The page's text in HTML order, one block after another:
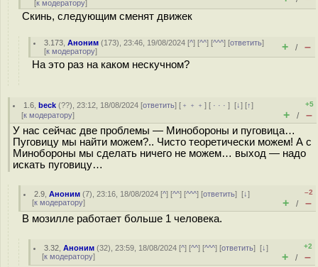
[к модератору]
Скинь, следующим сменят движек
3.173 ,Аноним (173), 23:46, 19/08/2024 [^] [^^] [^^^] [ответить]
[к модератору] + / –
На это раз на каком нескучном?
1.6 ,beck (??), 23:12, 18/08/2024 [ответить] [ ﹢﹢﹢] [ · · ·][↓] [↑]
[к модератору]
+5
+ / –
У нас сейчас две проблемы — Минобороны и пуговица…
Пуговицу мы найти можем?.. Чисто теоретически можем! А с
Минобороны мы сделать ничего не можем… выход — надо
искать пуговицу…
2.9 ,Аноним (7), 23:16, 18/08/2024 [^] [^^] [^^^] [ответить][↓]
[к модератору]
–2
+ / –
В мозилле работает больше 1 человека.
3.32 ,Аноним (32), 23:59, 18/08/2024 [^] [^^] [^^^] [ответить][↓]
[к модератору]
+2
+ / –